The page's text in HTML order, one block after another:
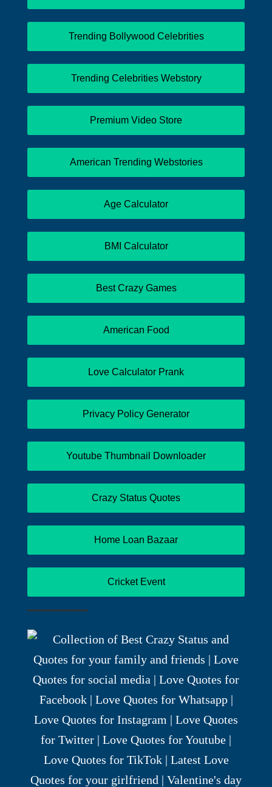
Trending Bollywood Celebrities
Trending Celebrities Webstory
Premium Video Store
American Trending Webstories
Age Calculator
BMI Calculator
Best Crazy Games
American Food
Love Calculator Prank
Privacy Policy Generator
Youtube Thumbnail Downloader
Crazy Status Quotes
Home Loan Bazaar
Cricket Event